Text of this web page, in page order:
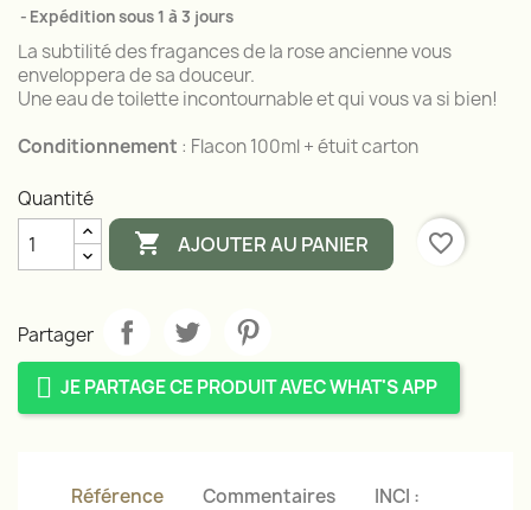
Expédition sous 1 à 3 jours
La subtilité des fragances de la rose ancienne vous
enveloppera de sa douceur.
Une eau de toilette incontournable et qui vous va si bien!
Conditionnement : Flacon 100ml + étuit carton
Quantité
 AJOUTER AU PANIER favorite_border
Partager
JE PARTAGE CE PRODUIT AVEC WHAT'S APP
Référence Commentaires INCI :